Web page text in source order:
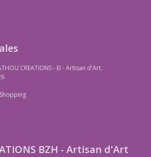
CREATIONS - EI - Artisan d'Art.
BZH - Artisan d'Art